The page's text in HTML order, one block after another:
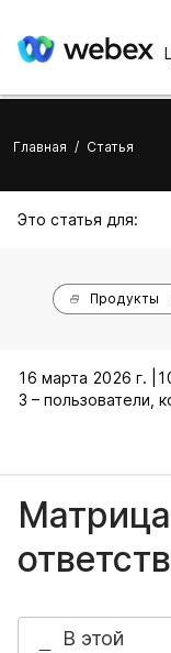
Главная / Статья
Это статья для:
Продукты
16 марта 2026 г. |
3 – пользователи,
В этой